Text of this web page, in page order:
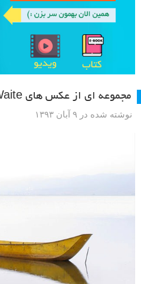
مجموعه ای از عکس های Charlie Waite عکاس منظره
نوشته شده در ۹ آبان ۱۳۹۳